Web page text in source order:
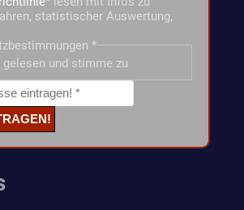
statistischer Auswertung,
*
und stimme zu